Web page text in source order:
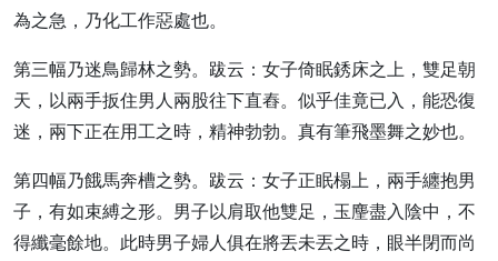
為之急，乃化工作惡處也。
第三幅乃迷鳥歸林之勢。 跋云：女子倚眠銹床之上，雙足朝
天，以兩手扳住男人兩股往下直舂。似乎佳竟已入，能恐復
迷，兩下正在用工之時，精神勃勃。真有筆飛墨舞之妙也。
第四幅乃餓馬奔槽之勢。 跋云：女子正眠榻上，兩手纏抱男
子，有如束縛之形。男子以肩取他雙足，玉麈盡入陰中，不
得纖毫餘地。此時男子婦人俱在將丟未丟之時，眼半閉而尚